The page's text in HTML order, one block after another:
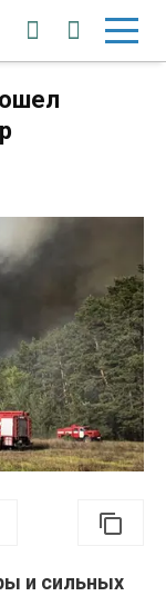
и сильных